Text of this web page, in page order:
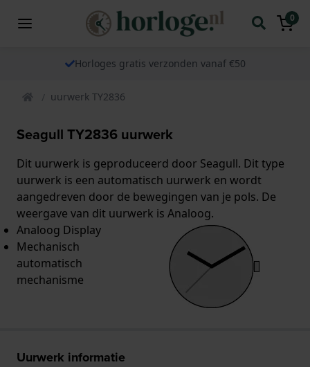
0
Horloges gratis verzonden vanaf €50
uurwerk TY2836
Seagull TY2836 uurwerk
Dit uurwerk is geproduceerd door Seagull. Dit type
uurwerk is een automatisch uurwerk en wordt
aangedreven door de bewegingen van je pols. De
weergave van dit uurwerk is Analoog.
Analoog Display
Mechanisch
automatisch
mechanisme
Uurwerk informatie